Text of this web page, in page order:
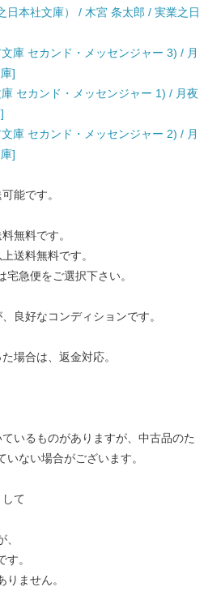
日本社文庫） / 木宮 条太郎 / 実業之日
庫 セカンド・メッセンジャー 3) / 月
]
セカンド・メッセンジャー 1) / 月夜
庫 セカンド・メッセンジャー 2) / 月
]
能です。
無料です。
送料無料です。
急便をご選択下さい。
良好なコンディションです。
場合は、返金対応。
いるものがありますが、中古品のた
ない場合がございます。
て
。
ません。